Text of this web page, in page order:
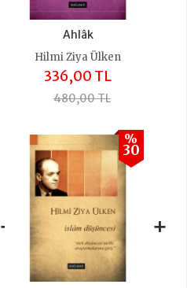
Ahlâk
Hilmi Ziya Ülken
336,00 TL
480,00 TL
+
%
30
+